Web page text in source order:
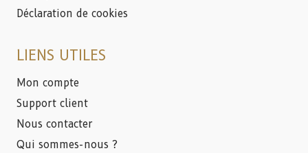
Déclaration de cookies
LIENS UTILES
Mon compte
Support client
Nous contacter
Qui sommes-nous ?